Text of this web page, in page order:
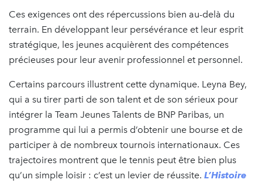
Ces exigences ont des répercussions bien au-delà du
terrain. En développant leur persévérance et leur esprit
stratégique, les jeunes acquièrent des compétences
précieuses pour leur avenir professionnel et personnel.
Certains parcours illustrent cette dynamique. Leyna Bey,
qui a su tirer parti de son talent et de son sérieux pour
intégrer la Team Jeunes Talents de BNP Paribas, un
programme qui lui a permis d’obtenir une bourse et de
participer à de nombreux tournois internationaux. Ces
trajectoires montrent que le tennis peut être bien plus
qu’un simple loisir : c’est un levier de réussite. L’Histoire